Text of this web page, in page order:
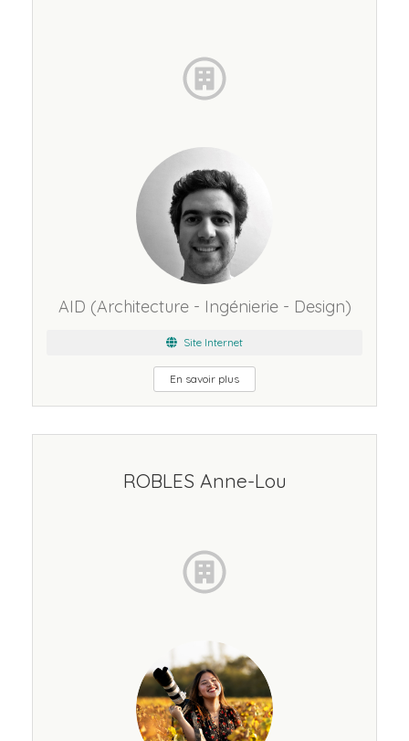
AID (Architecture - Ingénierie - Design)
Site Internet
En savoir plus
ROBLES Anne-Lou